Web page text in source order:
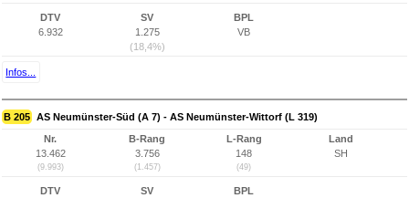
DTV
6.932
SV
1.275
(18,4%)
BPL
VB
Infos...
B 205 AS Neumünster-Süd (A 7) - AS Neumünster-Wittorf (L 319)
Nr.
13.462
(9.993)
B-Rang
3.756
(1.457)
L-Rang
148
(49)
Land
SH
DTV
SV
BPL